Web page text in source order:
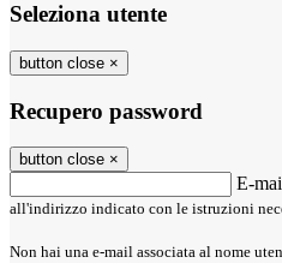
Seleziona utente
button close ×
Recupero password
button close ×
E-
all'indirizzo indicato con le istruzioni
Non hai una e-mail associata al nome